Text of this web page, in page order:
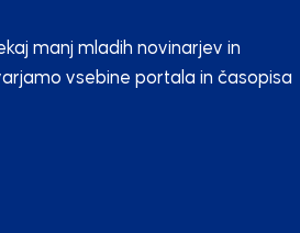
manj mladih novinarjev in
vsebine portala in časopisa